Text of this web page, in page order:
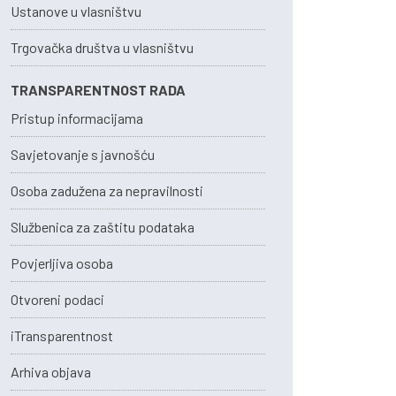
Ustanove u vlasništvu
Trgovačka društva u vlasništvu
TRANSPARENTNOST RADA
Pristup informacijama
Savjetovanje s javnošću
Osoba zadužena za nepravilnosti
Službenica za zaštitu podataka
Povjerljiva osoba
Otvoreni podaci
iTransparentnost
Arhiva objava